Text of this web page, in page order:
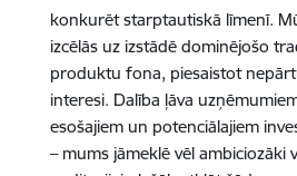
konkurēt starptautiskā līmenī.
izcēlās uz izstādē dominējošo
produktu fona, piesaistot
interesi. Dalība ļāva
esošajiem un potenciālajiem
– mums jāmeklē vēl ambiciozāki